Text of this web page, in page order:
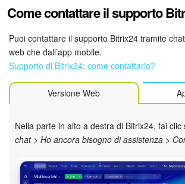
Sales Center
Analisi CRM
Generatore BI
Siti e store
Online store
Come contattare il supporto
Puoi contattare il supporto Bitrix24 tramite
web che dall’app mobile.
Supporto di Bitrix24: come contattarlo?
Versione Web
Nella parte in alto a destra di Bitrix24, fai clic
chat > Ho ancora bisogno di assistenza >